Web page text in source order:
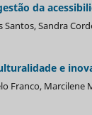
da
Santos, Sandra
e
Franco, Marcilene